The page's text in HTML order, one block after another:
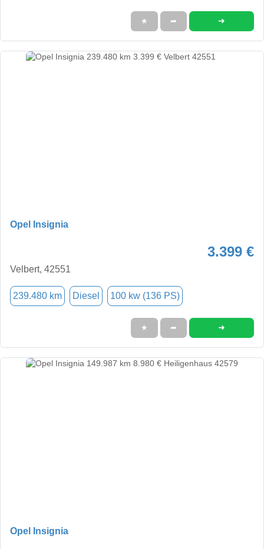
★ ➦ ➜
Opel Insignia
3.399 €
Velbert, 42551
239.480 km Diesel 100 kw (136 PS)
★ ➦ ➜
Opel Insignia